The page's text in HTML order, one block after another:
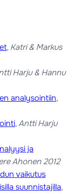
, Katri & Markus
Harju & Hannu
analysointiin,
,Antti Harju
ja
Ahonen 2012
vaikutus
suunnistajilla,